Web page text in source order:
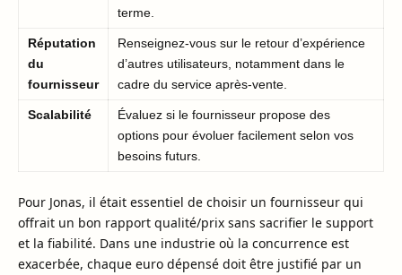
terme.
Réputation
du
fournisseur
Renseignez-vous sur le retour d’expérience
d’autres utilisateurs, notamment dans le
cadre du service après-vente.
Scalabilité
Évaluez si le fournisseur propose des
options pour évoluer facilement selon vos
besoins futurs.
Pour Jonas, il était essentiel de choisir un fournisseur qui
offrait un bon rapport qualité/prix sans sacrifier le support
et la fiabilité. Dans une industrie où la concurrence est
exacerbée, chaque euro dépensé doit être justifié par un